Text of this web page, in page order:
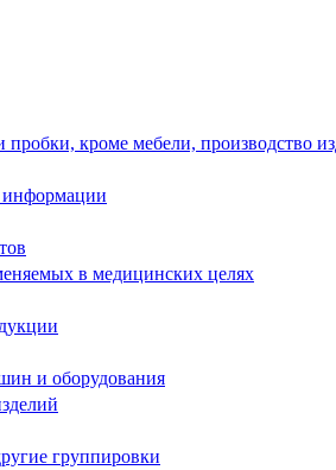
кроме мебели, производство
информации
в медицинских целях
и оборудования
группировки